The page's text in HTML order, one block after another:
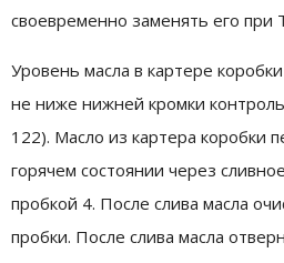
своевременно заменять его при
Уровень масла в картере
не ниже нижней кромки
122). Масло из картера коробки
горячем состоянии через
пробкой 4. После слива масла
пробки. После слива масла